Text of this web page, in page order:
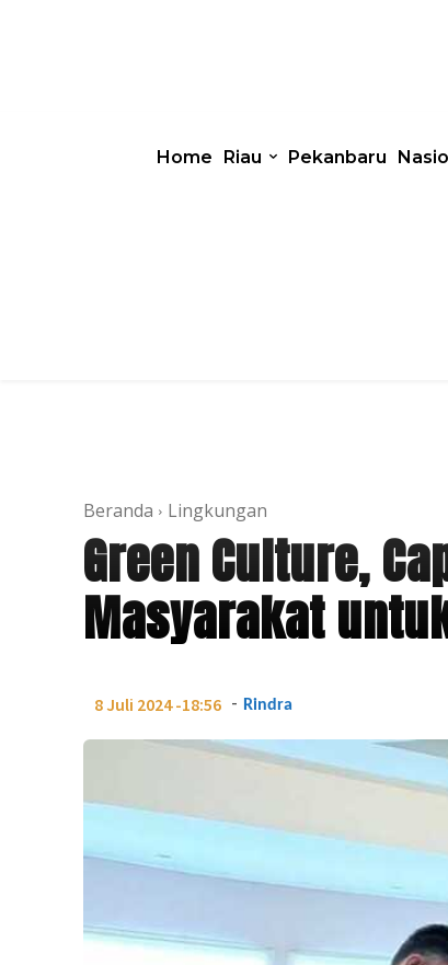
Home Riau Pekanbaru
Beranda Lingkungan
Green Culture,
Masyarakat
8 Juli 2024 -18:56 - Rindra